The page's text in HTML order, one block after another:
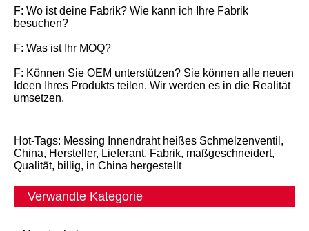
F: Wo ist deine Fabrik? Wie kann ich Ihre Fabrik
besuchen?
F: Was ist Ihr MOQ?
F: Können Sie OEM unterstützen? Sie können alle neuen
Ideen Ihres Produkts teilen. Wir werden es in die Realität
umsetzen.
Hot-Tags: Messing Innendraht heißes Schmelzenventil,
China, Hersteller, Lieferant, Fabrik, maßgeschneidert,
Qualität, billig, in China hergestellt
Verwandte Kategorie